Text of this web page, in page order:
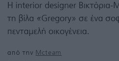
Η interior designer Βικτόρια-
τη βίλα «Gregory» σε ένα
πενταμελή οικογένεια.
από την Mcteam